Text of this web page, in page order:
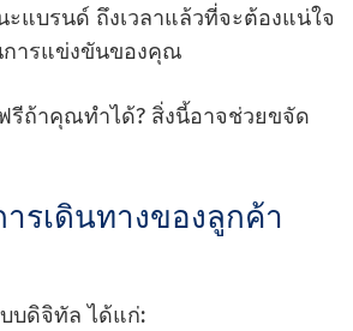
แบรนด์ ถึงเวลาแล้วที่จะต้องแน่ใจ
การแข่งขันของคุณ
รีถ้าคุณทําได้? สิ่งนี้อาจช่วยขจัด
รเดินทางของลูกค้า
บดิจิทัล ได้แก่: